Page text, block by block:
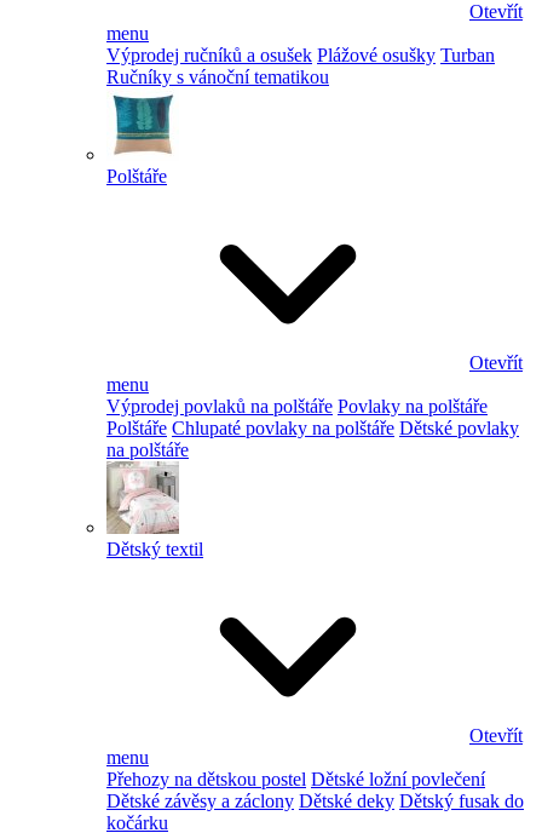
Otevřít
menu
Výprodej ručníků a osušek Plážové osušky Turban
Ručníky s vánoční tematikou
Polštáře
Otevřít
menu
Výprodej povlaků na polštáře Povlaky na polštáře
Polštáře Chlupaté povlaky na polštáře Dětské povlaky
na polštáře
Dětský textil
Otevřít
menu
Přehozy na dětskou postel Dětské ložní povlečení
Dětské závěsy a záclony Dětské deky Dětský fusak do
kočárku